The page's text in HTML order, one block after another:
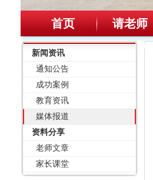
首页 请老师
新闻资讯
通知公告
成功案例
教育资讯
媒体报道
资料分享
老师文章
家长课堂